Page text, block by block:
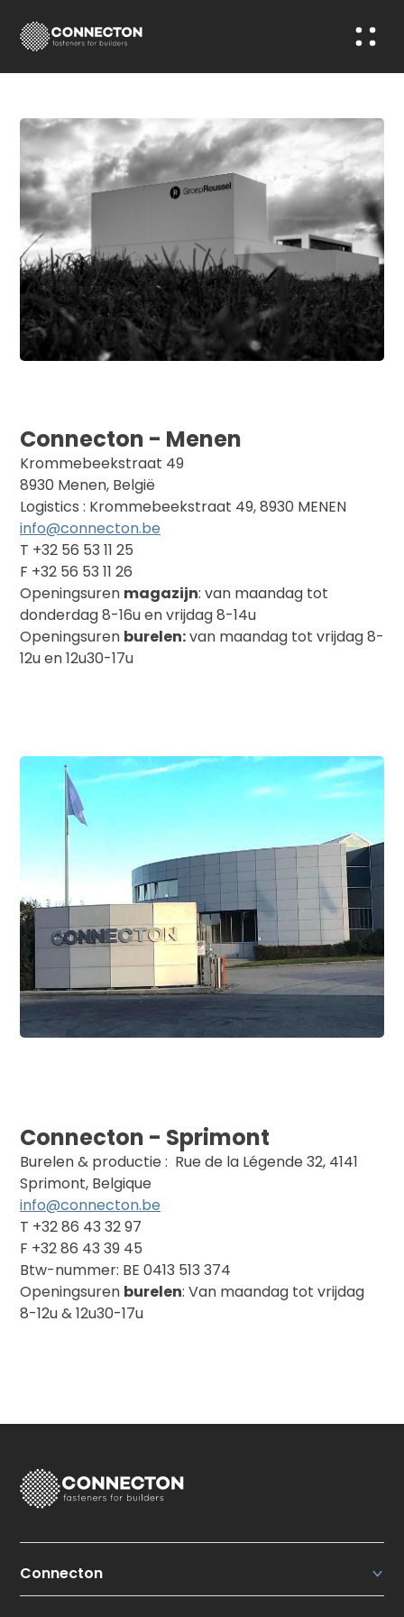
Connecton - Menen
Krommebeekstraat 49
8930 Menen, België
Logistics : Krommebeekstraat 49, 8930 MENEN
info@connecton.be
T +32 56 53 11 25
F +32 56 53 11 26
Openingsuren magazijn: van maandag tot
donderdag 8-16u en vrijdag 8-14u
Openingsuren burelen:van maandag tot vrijdag 8-
12u en 12u30-17u
Connecton - Sprimont
Burelen & productie : Rue de la Légende 32, 4141
Sprimont, Belgique
info@connecton.be
T +32 86 43 32 97
F +32 86 43 39 45
Btw-nummer: BE 0413 513 374
Openingsuren burelen: Van maandag tot vrijdag
8-12u & 12u30-17u
Connecton